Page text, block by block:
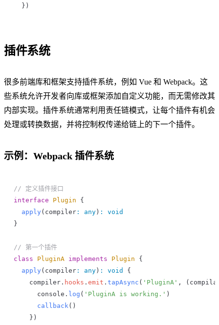
  })
插件系统
很多前端库和框架支持插件系统，例如 Vue 和 Webpack。这
些系统允许开发者向库或框架添加自定义功能，而无需修改其
内部实现。插件系统通常利用责任链模式，让每个插件有机会
处理或转换数据，并将控制权传递给链上的下一个插件。
示例：Webpack 插件系统
// 定义插件接口
interface Plugin {
  apply
( compiler : any ) :
void
}
// 第一个插件
class PluginA implements Plugin {
  apply
( compiler : any ) : void
{
    compiler
. hooks . emit . tapAsync ( 'PluginA' , (
      console
. log ( 'PluginA is working.' )
      callback
()
    })